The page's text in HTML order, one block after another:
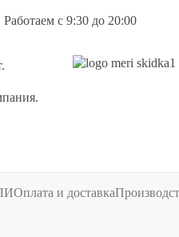
с 9:30 до 20:00
Оплата и доставка